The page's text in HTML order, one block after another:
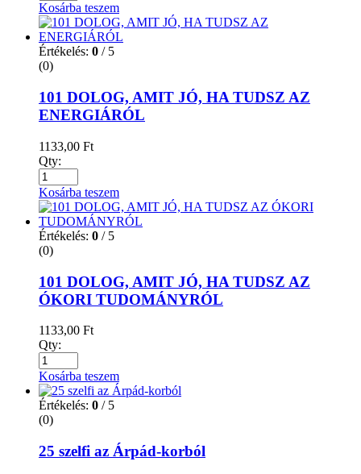
Kosárba teszem
Értékelés: 0 / 5
(0)
101 DOLOG, AMIT JÓ, HA TUDSZ AZ
ENERGIÁRÓL
1133,00 Ft
Qty:
Kosárba teszem
Értékelés: 0 / 5
(0)
101 DOLOG, AMIT JÓ, HA TUDSZ AZ
ÓKORI TUDOMÁNYRÓL
1133,00 Ft
Qty:
Kosárba teszem
Értékelés: 0 / 5
(0)
25 szelfi az Árpád-korból